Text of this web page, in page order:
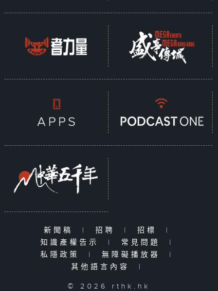
新聞稿 | 招聘 | 招標
|
知識產權告示
| 常見問題
|
私隱政策
| 無障礙播放器
|
其他語言內容
|
© 2026 rthk.hk